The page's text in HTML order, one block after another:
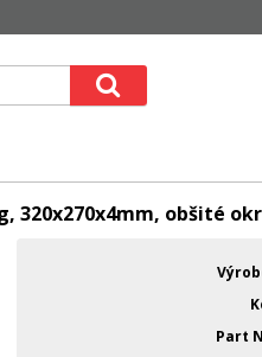
320x270x4mm, obšité
Part